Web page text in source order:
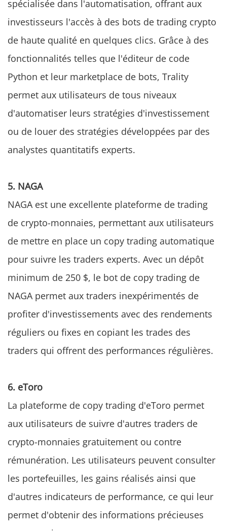
spécialisée dans l'automatisation, offrant aux
investisseurs l'accès à des bots de trading crypto
de haute qualité en quelques clics. Grâce à des
fonctionnalités telles que l'éditeur de code
Python et leur marketplace de bots, Trality
permet aux utilisateurs de tous niveaux
d'automatiser leurs stratégies d'investissement
ou de louer des stratégies développées par des
analystes quantitatifs experts.
5. NAGA
NAGA est une excellente plateforme de trading
de crypto-monnaies, permettant aux utilisateurs
de mettre en place un copy trading automatique
pour suivre les traders experts. Avec un dépôt
minimum de 250 $, le bot de copy trading de
NAGA permet aux traders inexpérimentés de
profiter d'investissements avec des rendements
réguliers ou fixes en copiant les trades des
traders qui offrent des performances régulières.
6. eToro
La plateforme de copy trading d'eToro permet
aux utilisateurs de suivre d'autres traders de
crypto-monnaies gratuitement ou contre
rémunération. Les utilisateurs peuvent consulter
les portefeuilles, les gains réalisés ainsi que
d'autres indicateurs de performance, ce qui leur
permet d'obtenir des informations précieuses